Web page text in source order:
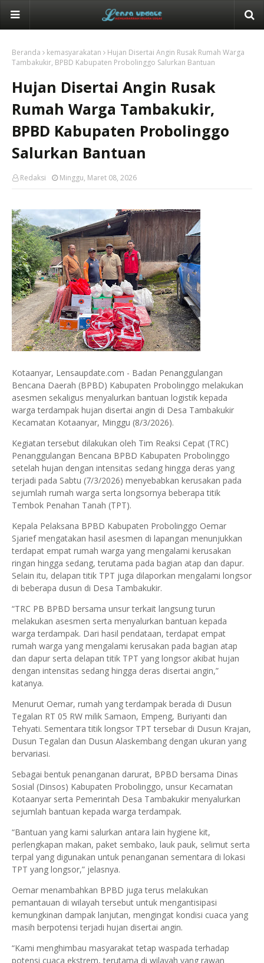
Beranda kemasyarakatan
Hujan Disertai Angin Rusak Rumah Warga
Tambakukir, BPBD Kabupaten Probolinggo Salurkan Bantuan
Hujan Disertai Angin Rusak
Rumah Warga Tambakukir,
BPBD Kabupaten Probolinggo
Salurkan Bantuan
Redaksi Minggu, Maret 08, 2026
Kotaanyar, Lensaupdate.com - Badan Penanggulangan
Bencana Daerah (BPBD) Kabupaten Probolinggo melakukan
asesmen sekaligus menyalurkan bantuan logistik kepada
warga terdampak hujan disertai angin di Desa Tambakukir
Kecamatan Kotaanyar, Minggu (8/3/2026).
Kegiatan tersebut dilakukan oleh Tim Reaksi Cepat (TRC)
Penanggulangan Bencana BPBD Kabupaten Probolinggo
setelah hujan dengan intensitas sedang hingga deras yang
terjadi pada Sabtu (7/3/2026) menyebabkan kerusakan pada
sejumlah rumah warga serta longsornya beberapa titik
Tembok Penahan Tanah (TPT).
Kepala Pelaksana BPBD Kabupaten Probolinggo Oemar
Sjarief mengatakan hasil asesmen di lapangan menunjukkan
terdapat empat rumah warga yang mengalami kerusakan
ringan hingga sedang, terutama pada bagian atap dan dapur.
Selain itu, delapan titik TPT juga dilaporkan mengalami longsor
di beberapa dusun di Desa Tambakukir.
“TRC PB BPBD bersama unsur terkait langsung turun
melakukan asesmen serta menyalurkan bantuan kepada
warga terdampak. Dari hasil pendataan, terdapat empat
rumah warga yang mengalami kerusakan pada bagian atap
dan dapur serta delapan titik TPT yang longsor akibat hujan
dengan intensitas sedang hingga deras disertai angin,”
katanya.
Menurut Oemar, rumah yang terdampak berada di Dusun
Tegalan RT 05 RW milik Samaon, Empeng, Buriyanti dan
Tehyati. Sementara titik longsor TPT tersebar di Dusun Krajan,
Dusun Tegalan dan Dusun Alaskembang dengan ukuran yang
bervariasi.
Sebagai bentuk penanganan darurat, BPBD bersama Dinas
Sosial (Dinsos) Kabupaten Probolinggo, unsur Kecamatan
Kotaanyar serta Pemerintah Desa Tambakukir menyalurkan
sejumlah bantuan kepada warga terdampak.
“Bantuan yang kami salurkan antara lain hygiene kit,
perlengkapan makan, paket sembako, lauk pauk, selimut serta
terpal yang digunakan untuk penanganan sementara di lokasi
TPT yang longsor,” jelasnya.
Oemar menambahkan BPBD juga terus melakukan
pemantauan di wilayah tersebut untuk mengantisipasi
kemungkinan dampak lanjutan, mengingat kondisi cuaca yang
masih berpotensi terjadi hujan disertai angin.
“Kami menghimbau masyarakat tetap waspada terhadap
potensi cuaca ekstrem, terutama di wilayah yang rawan